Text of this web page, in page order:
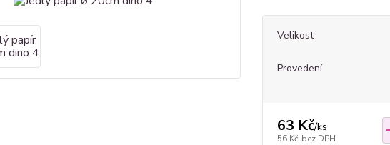
Velikost
Provedení
63 Kč/ks
56 Kč bez DPH